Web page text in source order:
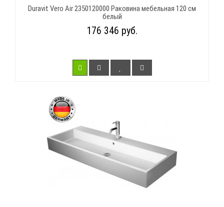
Duravit Vero Air 2350120000 Раковина мебельная 120 см
белый
176 346 руб.